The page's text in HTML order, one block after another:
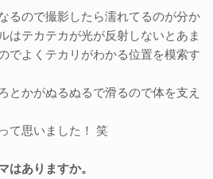
るので撮影したら濡れてるのが分か
はテカテカが光が反射しないとあま
でよくテカリがわかる位置を模索す
とかがぬるぬるで滑るので体を支え
て思いました！ 笑
ありますか。